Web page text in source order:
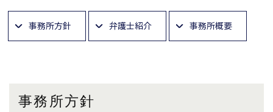
事務所方針 弁護士紹介 事務所概要
事務所方針